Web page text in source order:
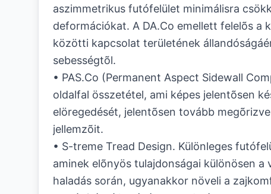
aszimmetrikus futófelület minimálisra
deformációkat. A DA.Co emellett felelõs a
közötti kapcsolat területének
sebességtõl.
• PAS.Co (Permanent Aspect Sidewall
oldalfal összetétel, ami képes jelentõsen
elöregedését, jelentõsen tovább
jellemzõit.
• S-treme Tread Design. Különleges
aminek elõnyös tulajdonságai különösen a
haladás során, ugyanakkor növeli a